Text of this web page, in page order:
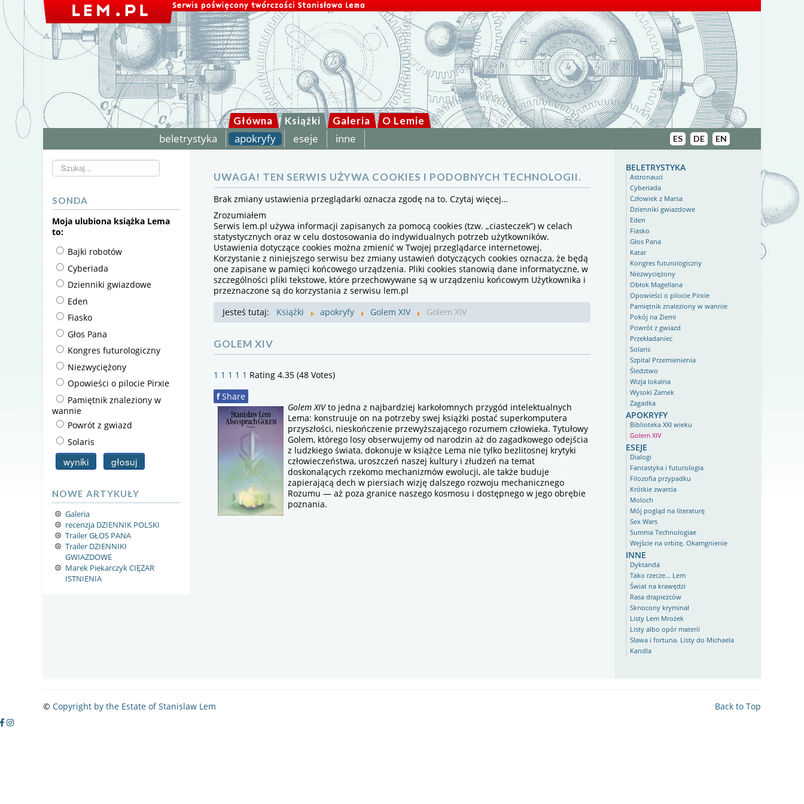
Główna Książki Galeria O Lemie
beletrystyka apokryfy eseje inne EN
DE
ES
Szukaj...
SONDA
Moja ulubiona książka Lema
to:
Bajki robotów
Cyberiada
Dzienniki gwiazdowe
Eden
Fiasko
Głos Pana
Kongres futurologiczny
Niezwyciężony
Opowieści o pilocie Pirxie
Pamiętnik znaleziony w
wannie
Powrót z gwiazd
Solaris
NOWE ARTYKUŁY
Galeria
recenzja DZIENNIK POLSKI
Trailer GŁOS PANA
Trailer DZIENNIKI
GWIAZDOWE
Marek Piekarczyk CIĘŻAR
ISTNIENIA
UWAGA! TEN SERWIS UŻYWA COOKIES I PODOBNYCH TECHNOLOGII.
Brak zmiany ustawienia przeglądarki oznacza zgodę na to.Czytaj więcej…
Zrozumiałem
Serwis lem.pl używa informacji zapisanych za pomocą cookies (tzw. „ciasteczek”) w celach
statystycznych oraz w celu dostosowania do indywidualnych potrzeb użytkowników.
Ustawienia dotyczące cookies można zmienić w Twojej przeglądarce internetowej.
Korzystanie z niniejszego serwisu bez zmiany ustawień dotyczących cookies oznacza, że będą
one zapisane w pamięci końcowego urządzenia. Pliki cookies stanowią dane informatyczne, w
szczególności pliki tekstowe, które przechowywane są w urządzeniu końcowym Użytkownika i
przeznaczone są do korzystania z serwisu lem.pl
Jesteś tutaj:
Książki apokryfy Golem XIV Golem XIV
GOLEM XIV
1 1 1 1 1 Rating 4.35 (48 Votes)
f Share
Golem XIVto jedna z najbardziej karkołomnych przygód intelektualnych
Lema: konstruuje on na potrzeby swej książki postać superkomputera
przyszłości, nieskończenie przewyższającego rozumem człowieka. Tytułowy
Golem, którego losy obserwujemy od narodzin aż do zagadkowego odejścia
z ludzkiego świata, dokonuje w książce Lema nie tylko bezlitosnej krytyki
człowieczeństwa, uroszczeń naszej kultury i złudzeń na temat
doskonalących rzekomo mechanizmów ewolucji, ale także buduje
zapierającą dech w piersiach wizję dalszego rozwoju mechanicznego
Rozumu — aż poza granice naszego kosmosu i dostępnego w jego obrębie
poznania.
beletrystyka
Astronauci
Cyberiada
Człowiek z Marsa
Dzienniki gwiazdowe
Eden
Fiasko
Głos Pana
Katar
Kongres futurologiczny
Niezwyciężony
Obłok Magellana
Opowieści o pilocie Pirxie
Pamiętnik znaleziony w wannie
Pokój na Ziemi
Powrót z gwiazd
Przekładaniec
Solaris
Szpital Przemienienia
Śledztwo
Wizja lokalna
Wysoki Zamek
Zagadka
apokryfy
Biblioteka XXI wieku
Golem XIV
eseje
Dialogi
Fantastyka i futurologia
Filozofia przypadku
Krótkie zwarcia
Moloch
Mój pogląd na literaturę
Sex Wars
Summa Technologiae
Wejście na orbitę. Okamgnienie
inne
Dyktanda
Tako rzecze... Lem
Świat na krawędzi
Rasa drapieżców
Sknocony kryminał
Listy Lem Mrożek
Listy albo opór materii
Sława i fortuna. Listy do Michaela
Kandla
Back to Top
© Copyright by the Estate of Stanislaw Lem